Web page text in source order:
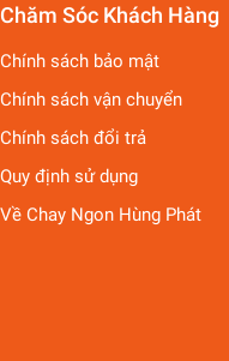
Chăm Sóc Khách Hàng
Chính sách bảo mật
Chính sách vận chuyển
Chính sách đổi trả
Quy định sử dụng
Về Chay Ngon Hùng Phát